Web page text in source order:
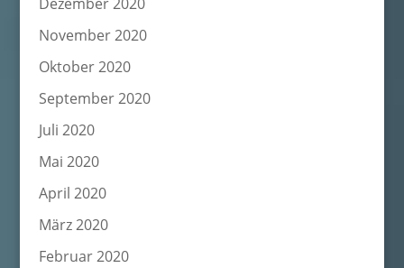
November 2020
Oktober 2020
September 2020
Juli 2020
Mai 2020
April 2020
März 2020
Februar 2020